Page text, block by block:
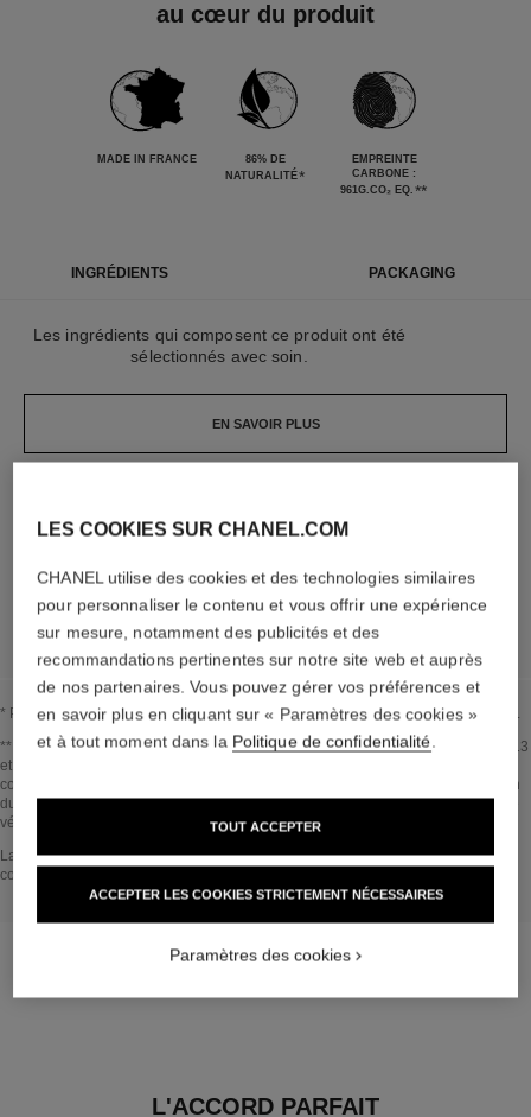
au cœur du produit
MADE IN FRANCE
86% DE
NATURALITÉ*
EMPREINTE
CARBONE :
961G.CO₂ EQ. **
INGRÉDIENTS PACKAGING
Les ingrédients qui composent ce produit ont été
sélectionnés avec soin.
EN SAVOIR PLUS
conçu avec soin.
EN SAVOIR PLUS
* Proportion d’ingrédients et dérivés naturels calculée selon la norme ISO 16128.
Revenir au titre↩
** Estimation réalisée en Avril 2021 selon la méthode publiée par le GIEC en 2013
et la norme ISO 14067. Périmètre d'analyse : fabrication des ingrédients
cosmétiques et des composants d’emballage, production, distribution, l’utilisation
du produit (si pertinent pour le produit) et fin de vie de l’emballage. Méthodologie
vérifiée par Bureau Veritas.
Revenir au titre↩
La section AU CŒUR DU PRODUIT a été établie sur la base d’informations
collectées et validées en avril 2021.
L'ACCORD PARFAIT
LES COOKIES SUR CHANEL.COM
CHANEL utilise des cookies et des technologies similaires
pour personnaliser le contenu et vous offrir une expérience
sur mesure, notamment des publicités et des
recommandations pertinentes sur notre site web et auprès
de nos partenaires. Vous pouvez gérer vos préférences et
en savoir plus en cliquant sur « Paramètres des cookies »
et à tout moment dans la Politique de confidentialité
ACCEPTER LES COOKIES STRICTEMENT NÉCESSAIRES
TOUT ACCEPTER
Paramètres des cookies